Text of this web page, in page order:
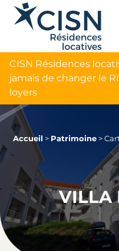
CISN Résidences
jamais de changer le
loyers
Accueil > Patrimoine >
VILLA